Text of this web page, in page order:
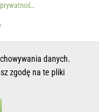
danych.
zgodę na te pliki